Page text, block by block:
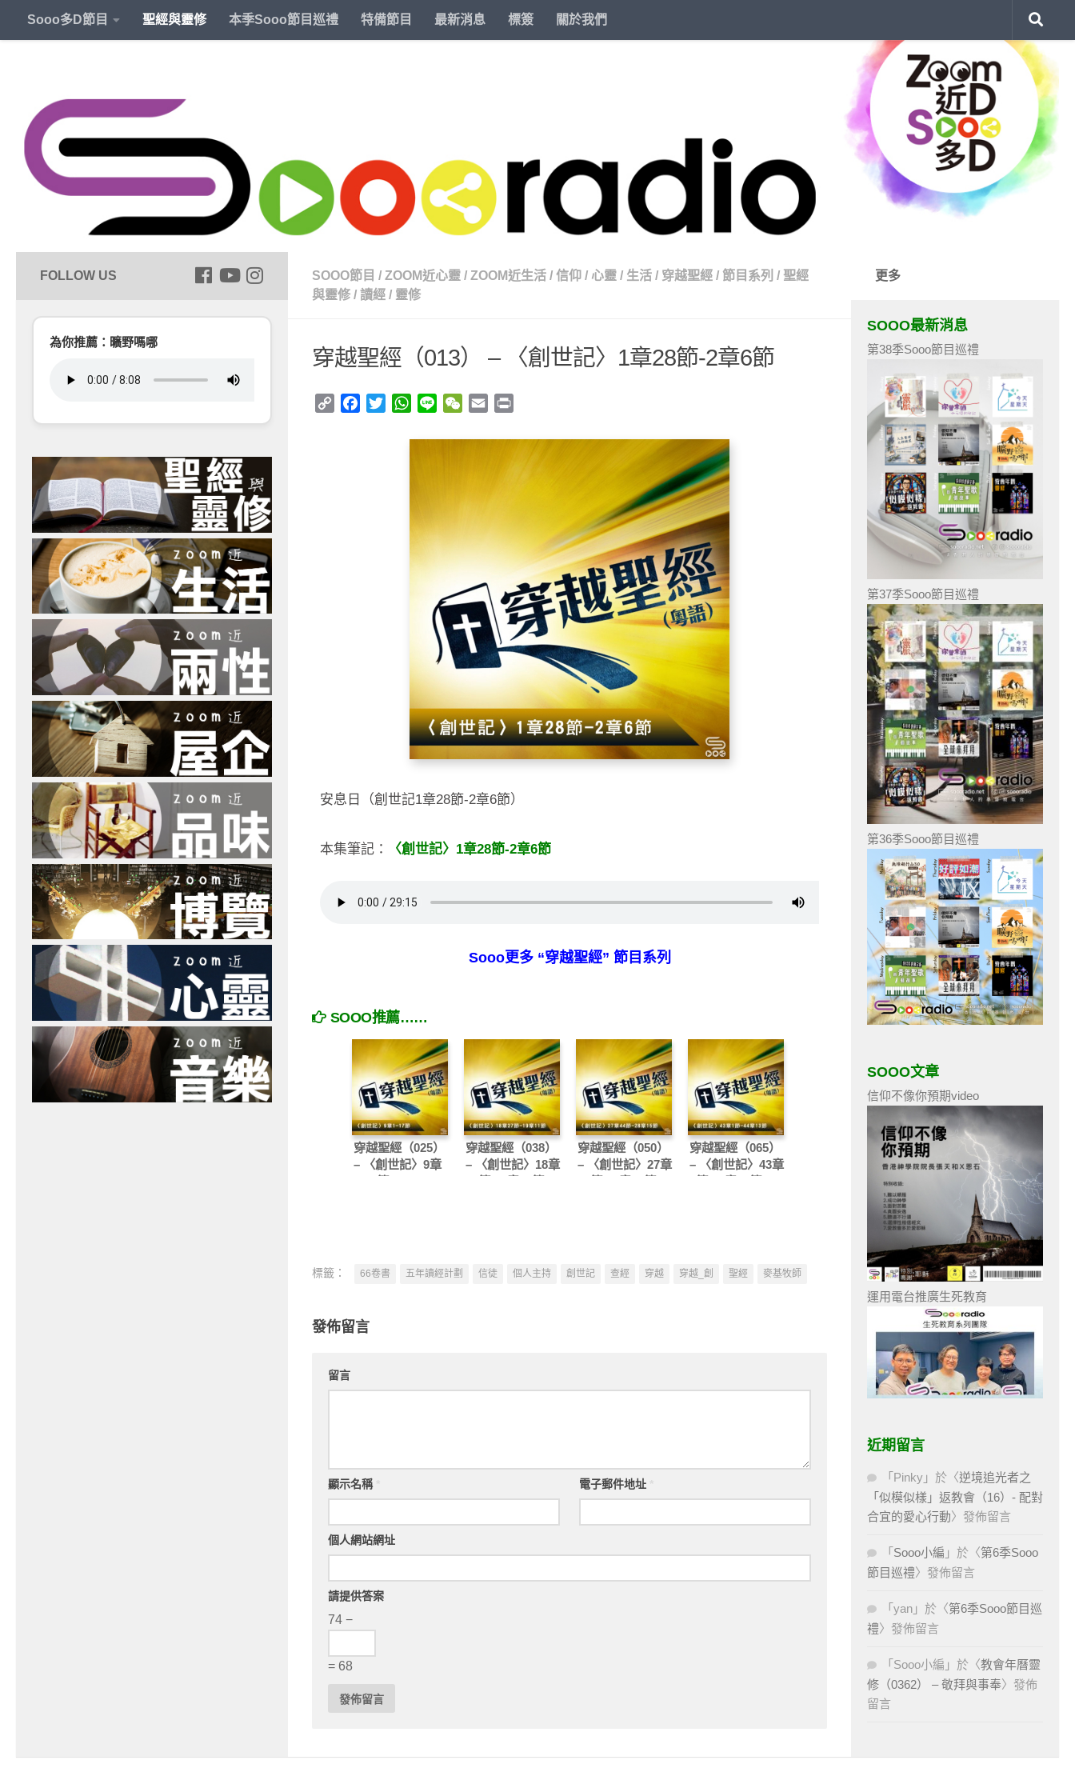
Sooo多D節目 聖經與靈修 本季Sooo節目巡禮 特備節目 最新消息 標簽 關於我們
SOOO節目 / ZOOM近心靈 / ZOOM近生活 / 信仰 / 心靈 / 生活 / 穿越聖經 / 節目系列 / 聖經
與靈修 / 讀經 / 靈修
穿越聖經（013） – 〈創世記〉1章28節-2章6節
Copy
Facebook
TwitterWhatsApp
Line WeChat
Email
安息日（創世記1章28節-2章6節）
本集筆記： 〈創世記〉1章28節-2章6節
Sooo更多 “穿越聖經” 節目系列
SOOO推薦……
穿越聖經（025）
– 〈創世記〉9章
穿越聖經（038）
– 〈創世記〉18章
穿越聖經（050）
– 〈創世記〉27章
穿越聖經（065）
– 〈創世記〉43章
標籤： 66卷書 五年讀經計劃 信徒 個人主持 創世記 查經 穿越 穿越_創 聖經 麥基牧師
發佈留言
留言
顯示名稱 電子郵件地址
個人網站網址
請提供答案
74 −
= 68
為你推薦：曠野嗎哪
更多
SOOO最新消息
第38季Sooo節目巡禮
第37季Sooo節目巡禮
第36季Sooo節目巡禮
SOOO文章
信仰不像你預期video
運用電台推廣生死教育
近期留言
「 Pinky 」於〈逆境追光者之
「似模似樣」返教會（16）- 配對
合宜的愛心行動〉發佈留言
「 Sooo小編 」於〈第6季Sooo
節目巡禮〉發佈留言
「 yan 」於〈第6季Sooo節目巡
禮〉發佈留言
「 Sooo小編 」於〈教會年曆靈
修（0362） – 敬拜與事奉〉發佈
留言